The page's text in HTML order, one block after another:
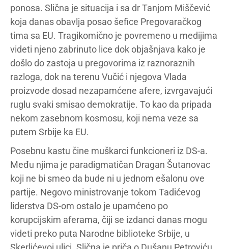
ponosa. Slična je situacija i sa dr Tanjom Miščević
koja danas obavlja posao šefice Pregovaračkog
tima sa EU. Tragikomično je povremeno u medijima
videti njeno zabrinuto lice dok objašnjava kako je
došlo do zastoja u pregovorima iz raznoraznih
razloga, dok na terenu Vučić i njegova Vlada
proizvode dosad nezapamćene afere, izvrgavajući
ruglu svaki smisao demokratije. To kao da pripada
nekom zasebnom kosmosu, koji nema veze sa
putem Srbije ka EU.
Posebnu kastu čine muškarci funkcioneri iz DS-a.
Među njima je paradigmatičan Dragan Šutanovac
koji ne bi smeo da bude ni u jednom ešalonu ove
partije. Negovo ministrovanje tokom Tadićevog
liderstva DS-om ostalo je upamćeno po
korupcijskim aferama, čiji se izdanci danas mogu
videti preko puta Narodne biblioteke Srbije, u